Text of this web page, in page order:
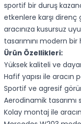
sportif bir duruş
etkenlere karşı
aracınıza kusursuz
tasarımını modern
Ürün Özellikleri:
Yüksek kaliteli ve
Hafif yapısı ile aracın
Sportif ve agresif
Aerodinamik tasarımı
Kolay montaj ile